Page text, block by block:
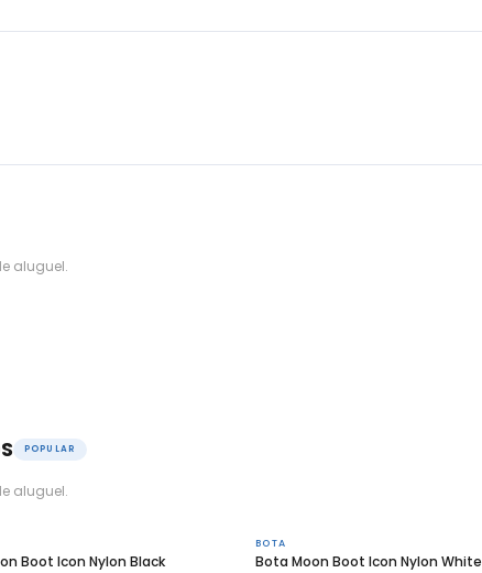
aluguel.
POPULAR
aluguel.
Boot Icon Nylon Black
BOTA
Bota Moon Boot Icon Nylon White